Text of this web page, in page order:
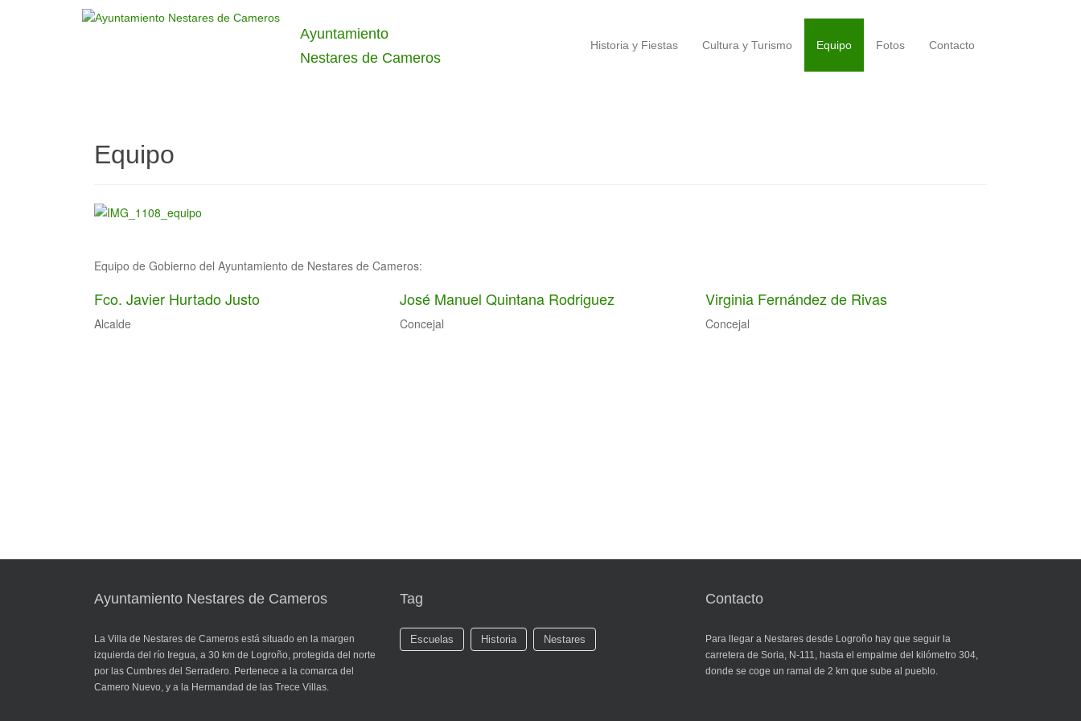
Ayuntamiento
Nestares de Cameros
Historia y Fiestas Cultura y Turismo Equipo Fotos Contacto
Equipo
Equipo de Gobierno del Ayuntamiento de Nestares de Cameros:
Fco. Javier Hurtado Justo
Alcalde
José Manuel Quintana Rodriguez
Concejal
Virginia Fernández de Rivas
Concejal
Ayuntamiento Nestares de Cameros
La Villa de Nestares de Cameros está situado en la margen
izquierda del río Iregua, a 30 km de Logroño, protegida del norte
por las Cumbres del Serradero. Pertenece a la comarca del
Camero Nuevo, y a la Hermandad de las Trece Villas.
Tag
Escuelas Historia Nestares
Contacto
Para llegar a Nestares desde Logroño hay que seguir la
carretera de Soria, N-111, hasta el empalme del kilómetro 304,
donde se coge un ramal de 2 km que sube al pueblo.